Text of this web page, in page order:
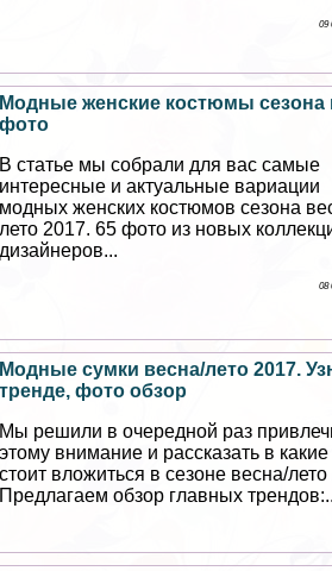
09
Модные женские костюмы сезона
фото
В статье мы собрали для вас самые
интересные и актуальные вариации
модных женских костюмов сезона
лето 2017. 65 фото из новых
дизайнеров...
08
Модные сумки весна/лето 2017.
тренде, фото обзор
Мы решили в очередной раз
этому внимание и рассказать в какие
стоит вложиться в сезоне весна/лето
Предлагаем обзор главных